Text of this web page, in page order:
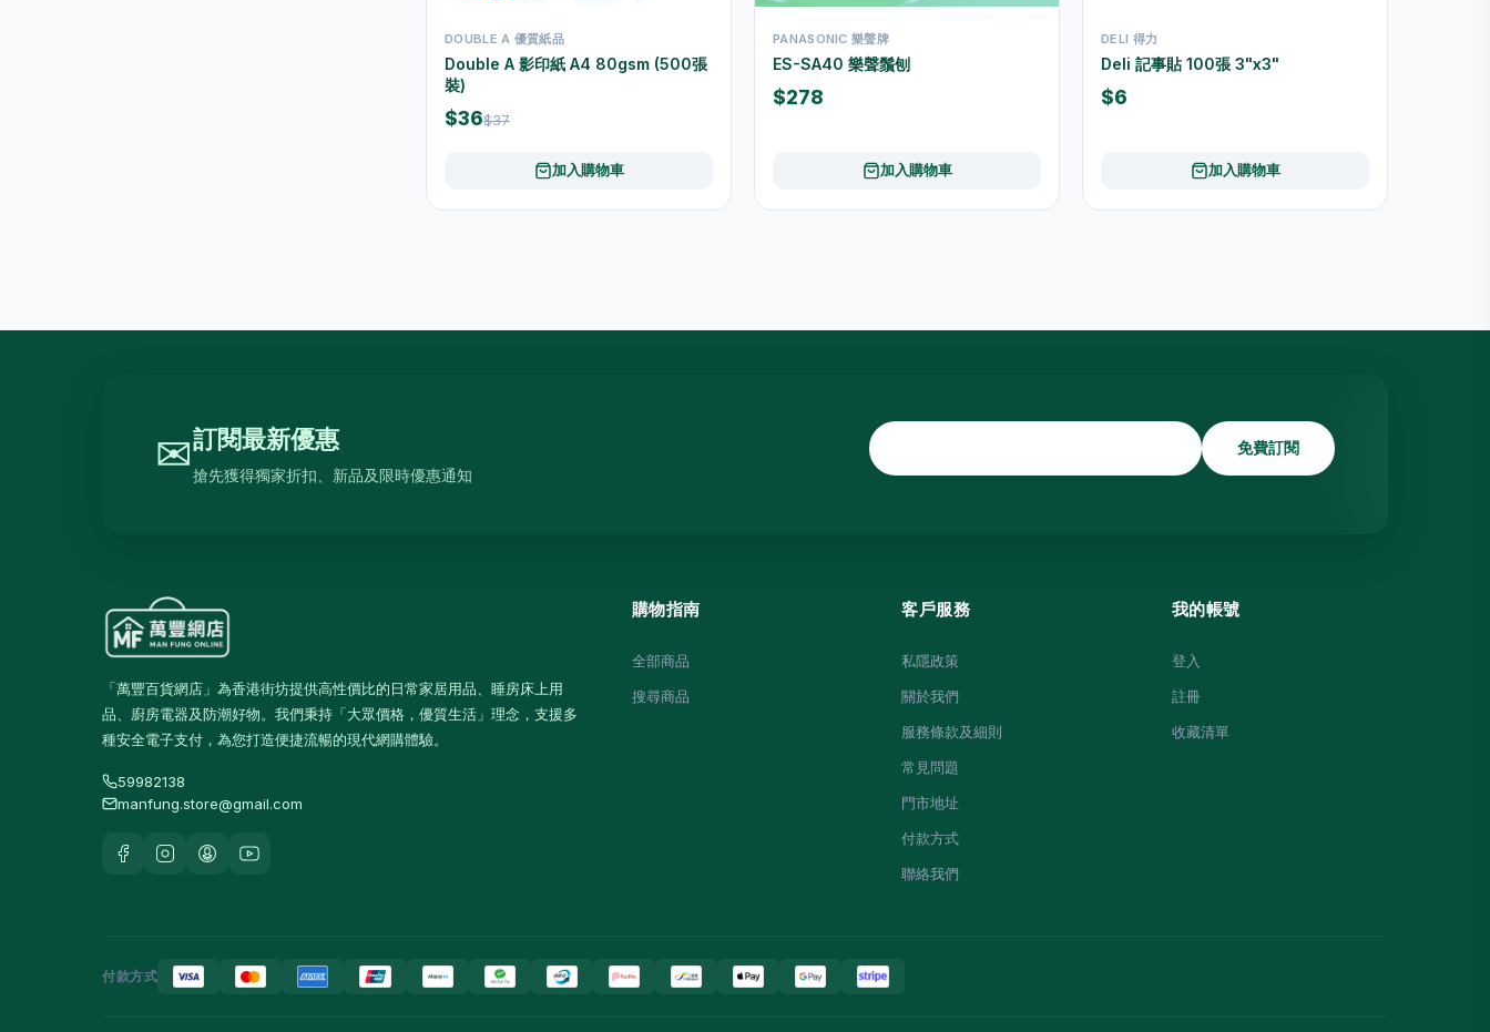
戶外及旅行用品 10
餐具及食具 77
玻璃杯及器皿
保鮮盒及食品保存
桌布及餐墊 2
一次性餐具
清潔用品
垃圾袋
空氣清新及除臭用品
DOUBLE A 優質紙品
Double A 影印紙 A4 80gsm (500張
裝)
$36$37
加入購物車
PANASONIC 樂聲牌
ES-SA40 樂聲鬚刨
$278
加入購物車
DELI 得力
Deli 記事貼 100張 3"x3"
$6
加入購物車
✉訂閱最新優惠
搶先獲得獨家折扣、新品及限時優惠通知
免費訂閱
「萬豐百貨網店」為香港街坊提供高性價比的日常家居用品、睡房床上用
品、廚房電器及防潮好物。我們秉持「大眾價格，優質生活」理念，支援多
種安全電子支付，為您打造便捷流暢的現代網購體驗。
59982138
manfung.store@gmail.com
購物指南
全部商品
搜尋商品
客戶服務
私隱政策
關於我們
服務條款及細則
常見問題
門市地址
付款方式
聯絡我們
我的帳號
登入
註冊
收藏清單
付款方式